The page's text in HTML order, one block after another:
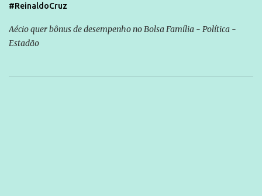
#ReinaldoCruz
Aécio quer bônus de desempenho no Bolsa Família - Política -
Estadão